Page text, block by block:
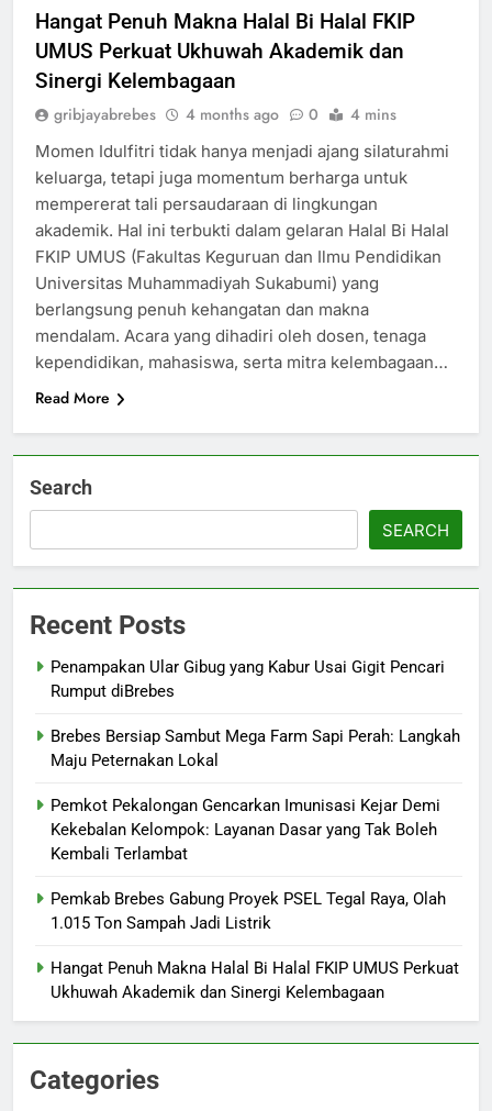
Hangat Penuh Makna Halal Bi Halal FKIP
UMUS Perkuat Ukhuwah Akademik dan
Sinergi Kelembagaan
gribjayabrebes 4 months ago 0 4 mins
Momen Idulfitri tidak hanya menjadi ajang silaturahmi
keluarga, tetapi juga momentum berharga untuk
mempererat tali persaudaraan di lingkungan
akademik. Hal ini terbukti dalam gelaran Halal Bi Halal
FKIP UMUS (Fakultas Keguruan dan Ilmu Pendidikan
Universitas Muhammadiyah Sukabumi) yang
berlangsung penuh kehangatan dan makna
mendalam. Acara yang dihadiri oleh dosen, tenaga
kependidikan, mahasiswa, serta mitra kelembagaan…
Read More
Search
SEARCH
Recent Posts
Penampakan Ular Gibug yang Kabur Usai Gigit Pencari
Rumput diBrebes
Brebes Bersiap Sambut Mega Farm Sapi Perah: Langkah
Maju Peternakan Lokal
Pemkot Pekalongan Gencarkan Imunisasi Kejar Demi
Kekebalan Kelompok: Layanan Dasar yang Tak Boleh
Kembali Terlambat
Pemkab Brebes Gabung Proyek PSEL Tegal Raya, Olah
1.015 Ton Sampah Jadi Listrik
Hangat Penuh Makna Halal Bi Halal FKIP UMUS Perkuat
Ukhuwah Akademik dan Sinergi Kelembagaan
Categories